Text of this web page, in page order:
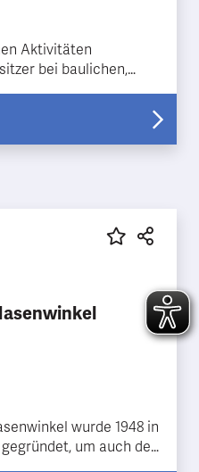
Aktivitäten
bei baulichen,
wurde 1948 in
um auch der